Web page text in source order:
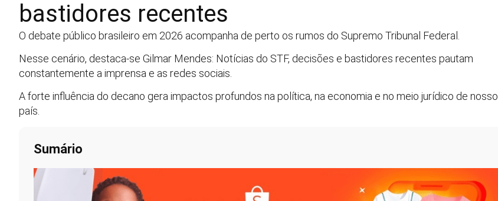
bastidores recentes
O debate público brasileiro em 2026 acompanha de perto os rumos do Supremo Tribunal Federal.
Nesse cenário, destaca-se Gilmar Mendes: Notícias do STF, decisões e bastidores recentes pautam
constantemente a imprensa e as redes sociais.
A forte influência do decano gera impactos profundos na política, na economia e no meio jurídico de nosso
país.
Sumário